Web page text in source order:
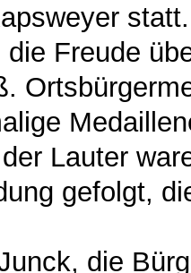
Freude
Lauter
gefolgt,
die